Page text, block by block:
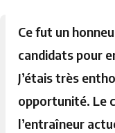
Ce fut un
candidats pour
J’étais très
opportunité. Le
l’entraîneur